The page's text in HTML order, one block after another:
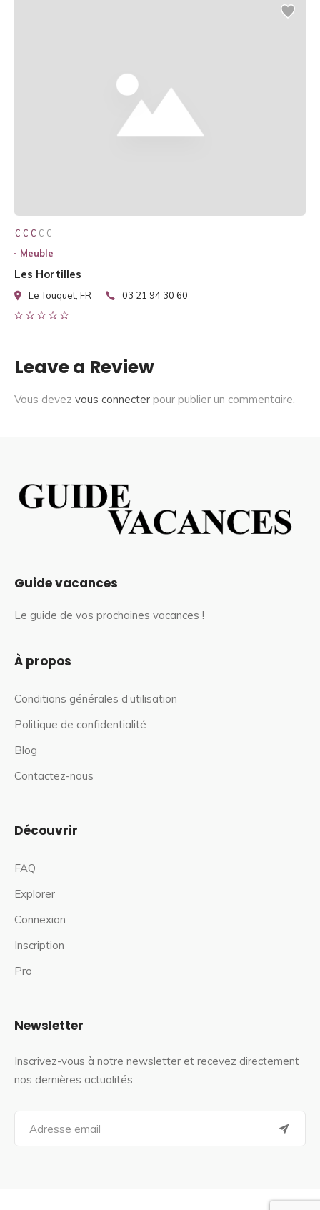
€ € € € €
€ € €
Meuble
Les Hortilles
Le Touquet, FR 03 21 94 30 60
Leave a Review
Vous devez vous connecter pour publier un commentaire.
Guide vacances
Le guide de vos prochaines vacances !
À propos
Conditions générales d’utilisation
Politique de confidentialité
Blog
Contactez-nous
Découvrir
FAQ
Explorer
Connexion
Inscription
Pro
Newsletter
Inscrivez-vous à notre newsletter et recevez directement
nos dernières actualités.
a